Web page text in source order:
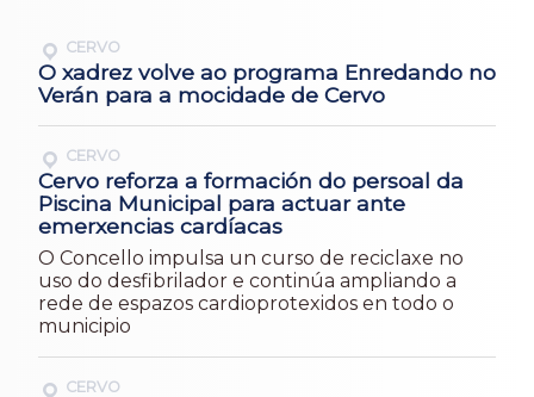
CERVO
O xadrez volve ao programa Enredando no
Verán para a mocidade de Cervo
CERVO
Cervo reforza a formación do persoal da
Piscina Municipal para actuar ante
emerxencias cardíacas
O Concello impulsa un curso de reciclaxe no
uso do desfibrilador e continúa ampliando a
rede de espazos cardioprotexidos en todo o
municipio
CERVO